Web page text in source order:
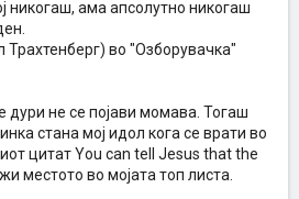
никогаш, ама апсолутно никогаш
во "Озборувачка"
дури не се појави момава. Тогаш
стана мој идол кога се врати во
цитат You can tell Jesus that the
местото во мојата топ листа.